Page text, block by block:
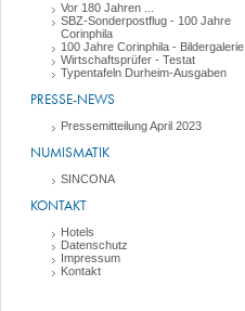
Vor 180 Jahren ...
SBZ-Sonderpostflug - 100 Jahre
Corinphila
100 Jahre Corinphila - Bildergalerie
Wirtschaftsprüfer - Testat
Typentafeln Durheim-Ausgaben
PRESSE-NEWS
Pressemitteilung April 2023
NUMISMATIK
SINCONA
KONTAKT
Hotels
Datenschutz
Impressum
Kontakt